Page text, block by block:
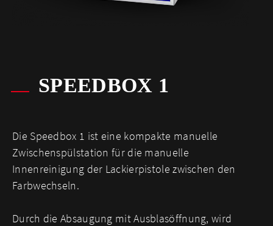
SPEEDBOX 1
Die Speedbox 1 ist eine kompakte manuelle
Zwischenspülstation für die manuelle
Innenreinigung der Lackierpistole zwischen den
Farbwechseln.
Durch die Absaugung mit Ausblasöffnung, wird